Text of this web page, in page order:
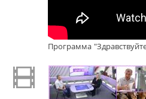
Программа